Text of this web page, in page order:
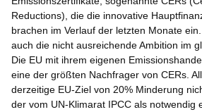
Reductions), die die innovative
brachen im Verlauf der letzten Monate
auch die nicht ausreichende Ambition im
Die EU mit ihrem eigenen
eine der größten Nachfrager von CERs.
derzeitige EU-Ziel von 20% Minderung
der vom UN-Klimarat IPCC als notwendig